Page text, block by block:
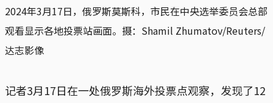
2024年3月17日，俄罗斯莫斯科，市民在中央选举委员会总部
观看显示各地投票站画面。摄：Shamil Zhumatov/Reuters/
达志影像
记者3月17日在一处俄罗斯海外投票点观察，发现了12